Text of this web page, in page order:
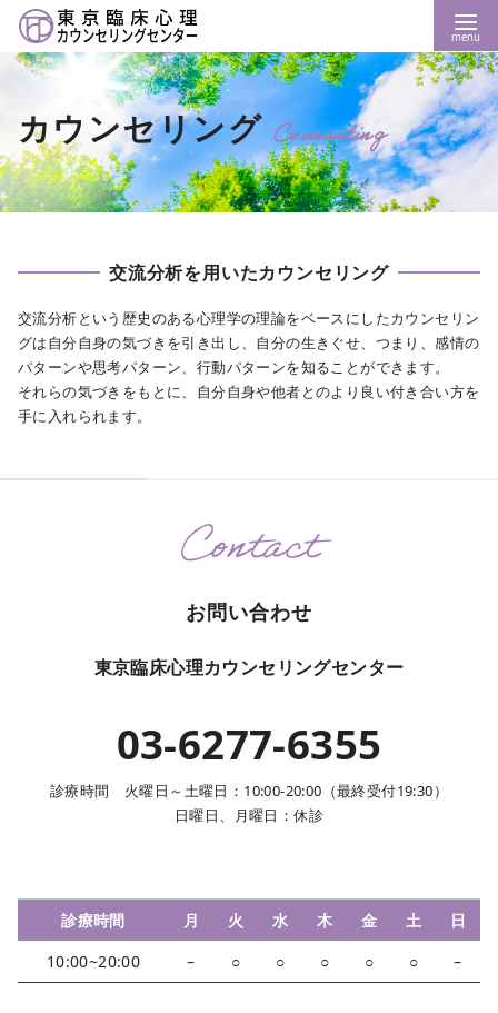
カウンセリング Counseling
交流分析を用いたカウンセリング
交流分析という歴史のある心理学の理論をベースにしたカウンセリン
グは自分自身の気づきを引き出し、自分の生きぐせ、つまり、感情の
パターンや思考パターン、行動パターンを知ることができます。
それらの気づきをもとに、自分自身や他者とのより良い付き合い方を
手に入れられます。
お問い合わせ
東京臨床心理カウンセリングセンター
03-6277-6355
診療時間 火曜日～土曜日：10:00-20:00（最終受付19:30）
日曜日、月曜日：休診
診療時間 月 火 水 木 金 土
日
10:00~20:00
– ○ ○ ○ ○ ○ –